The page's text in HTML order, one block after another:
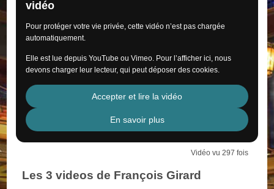
vidéo
Pour protéger votre vie privée, cette vidéo n’est pas chargée
automatiquement.
Elle est lue depuis YouTube ou Vimeo. Pour l’afficher ici, nous
devons charger leur lecteur, qui peut déposer des cookies.
Accepter et lire la vidéo
En savoir plus
Vidéo vu 297 fois
Les 3 videos de François Girard